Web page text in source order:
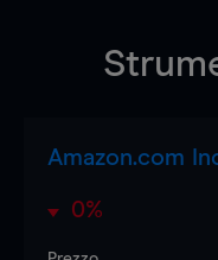
Amazon.com
0%